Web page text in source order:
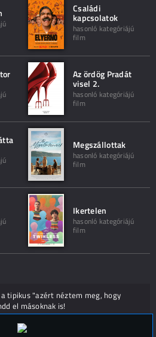
Családi
kapcsolatok
hasonló kategóriájú
film
Az ördög Pradát
visel 2.
hasonló kategóriájú
film
Megszállottak
hasonló kategóriájú
film
Ikertelen
hasonló kategóriájú
film
tipikus "azért néztem meg, hogy
el másoknak is!
(